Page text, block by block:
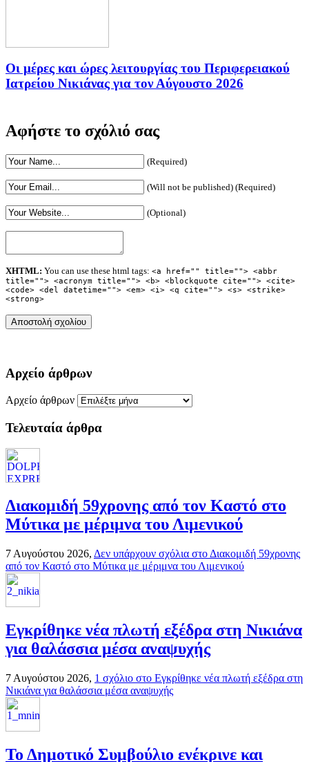
Οι μέρες και ώρες λειτουργίας του Περιφερειακού
Ιατρείου Νικιάνας για τον Αύγουστο 2026
Αφήστε το σχόλιό σας
(Required)
(Will not be published) (Required)
(Optional)
XHTML: You can use these html tags: <a href="" title=""> <abbr
title=""> <acronym title=""> <b> <blockquote cite=""> <cite>
<code> <del datetime=""> <em> <i> <q cite=""> <s> <strike>
<strong>
Αρχείο άρθρων
Αρχείο άρθρων
Τελευταία άρθρα
Διακομιδή 59χρονης από τον Καστό στο
Μύτικα με μέριμνα του Λιμενικού
7 Αυγούστου 2026, Δεν υπάρχουν σχόλια στο Διακομιδή 59χρονης
από τον Καστό στο Μύτικα με μέριμνα του Λιμενικού
Εγκρίθηκε νέα πλωτή εξέδρα στη Νικιάνα
για θαλάσσια μέσα αναψυχής
7 Αυγούστου 2026, 1 σχόλιο στο Εγκρίθηκε νέα πλωτή εξέδρα στη
Νικιάνα για θαλάσσια μέσα αναψυχής
Το Δημοτικό Συμβούλιο ενέκρινε και